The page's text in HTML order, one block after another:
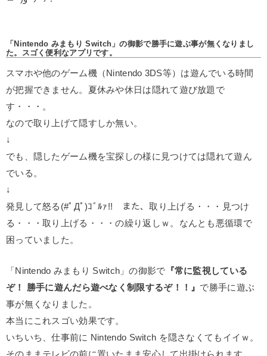
「Nintendo みまもり Switch」の御影で勝手に遊ぶ事が無くなりまし
た。スゴく便利なアプリです。
スマホや他のゲーム機（Nintendo 3DS等）は遊んでいる時間
が把握できません。夏休みや休日は隠れて遊び放題で
す・・・。
なので取り上げて隠すしか無い。
↓
でも、隠したゲーム機を宝探しの様に見つけては隠れて遊ん
でいる。
↓
発見して怒る(#ﾟДﾟ)ｺﾞﾙｧ!! また、取り上げる・・・見つけ
る・・・取り上げる・・・の繰り返しｗ。なんとも悪循環で
困っていました。
「Nintendo みまもり Switch」の御影で 『常に監視している
ぞ！ 勝手に遊んだら遊べなく制限するぞ！！』 で勝手に遊ぶ
事が無くなりました。
本当にこれスゴい効果です。
いちいち、仕事前に Nintendo Switch を隠さなくてもイイｗ。